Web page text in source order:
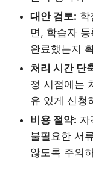
대안 검토: 학
면, 학습자
완료했는지
처리 시간 단
정 시점에는
유 있게 신청
비용 절약: 자
불필요한 서
않도록 주의